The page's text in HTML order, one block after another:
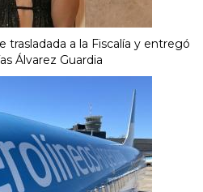
trasladada a la Fiscalía y entregó
Álvarez Guardia